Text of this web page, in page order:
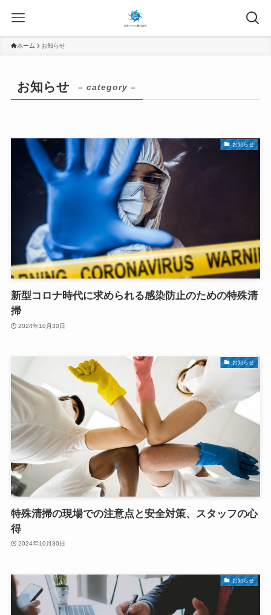
ホーム お知らせ
お知らせ – category –
お知らせ
新型コロナ時代に求められる感染防止のための特殊清
掃
2024年10月30日
お知らせ
特殊清掃の現場での注意点と安全対策、スタッフの心
得
2024年10月30日
お知らせ